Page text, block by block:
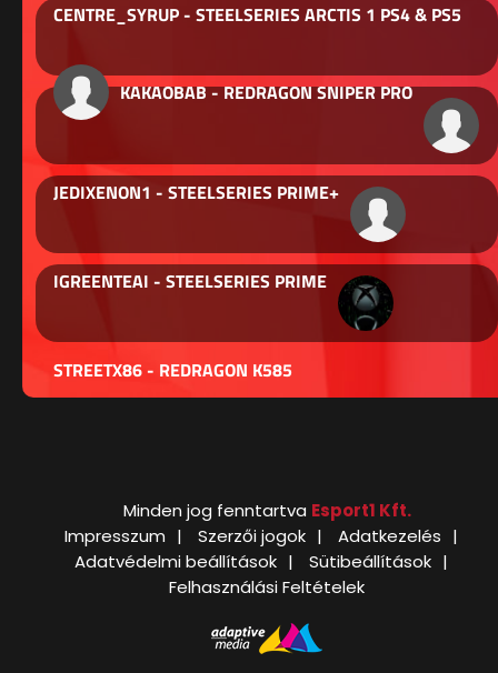
CENTRE_SYRUP - STEELSERIES ARCTIS 1 PS4 & PS5
KAKAOBAB - REDRAGON SNIPER PRO
JEDIXENON1 - STEELSERIES PRIME+
IGREENTEAI - STEELSERIES PRIME
STREETX86 - REDRAGON K585
Minden jog fenntartva Esport1 Kft.
Impresszum
Szerzői jogok
Adatkezelés
Adatvédelmi beállítások
Sütibeállítások
Felhasználási Feltételek